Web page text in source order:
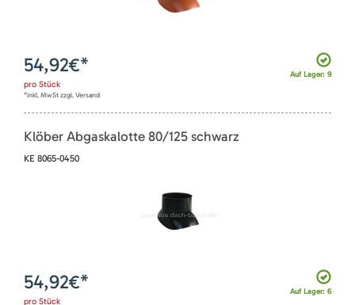
Auf Lager: 9
54,92€*
pro Stück
*inkl. MwSt zzgl. Versand
Klöber Abgaskalotte 80/125 schwarz
KE 8065-0450
Auf Lager: 6
54,92€*
pro Stück